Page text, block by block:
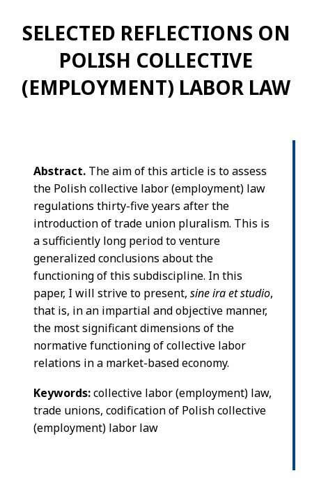
SELECTED REFLECTIONS ON
POLISH COLLECTIVE
(EMPLOYMENT) LABOR LAW
Abstract. The aim of this article is to assess
the Polish collective labor (employment) law
regulations thirty-five years after the
introduction of trade union pluralism. This is
a sufficiently long period to venture
generalized conclusions about the
functioning of this subdiscipline. In this
paper, I will strive to present, sine ira et studio,
that is, in an impartial and objective manner,
the most significant dimensions of the
normative functioning of collective labor
relations in a market-based economy.
Keywords:collective labor (employment) law,
trade unions, codification of Polish collective
(employment) labor law